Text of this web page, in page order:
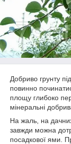
Добриво грунту
повинно
площу глибоко
мінеральні
На жаль, на
завжди можна
посадкової ями.